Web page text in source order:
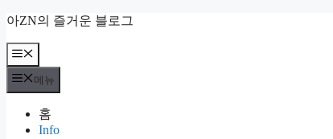
컨
츠
로
아ZN의 즐거운 블로그
메
뉴
메뉴
홈
Info